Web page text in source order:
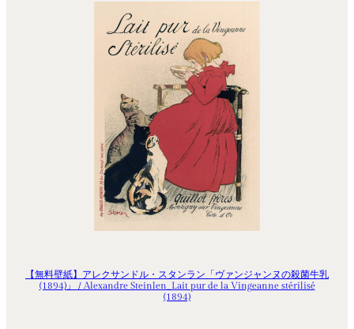
【無料壁紙】アレクサンドル・スタンラン「ヴァンジャンヌの殺菌牛乳
(1894)」 / Alexandre Steinlen_Lait pur de la Vingeanne stérilisé
(1894)